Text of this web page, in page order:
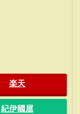
楽天
紀伊國屋